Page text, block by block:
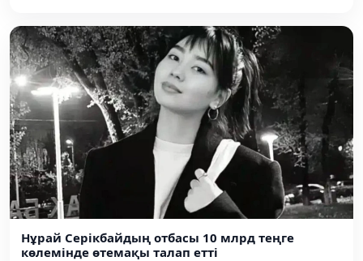
Нұрай Серікбайдың отбасы 10 млрд теңге
көлемінде өтемақы талап етті